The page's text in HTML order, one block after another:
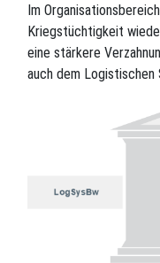
Im
Kriegstüchtigkeit
eine stärkere
auch dem Logistischen